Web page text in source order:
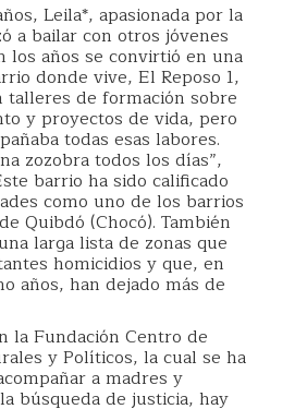
Leila*, apasionada por la
a bailar con otros jóvenes
los años se convirtió en una
donde vive, El Reposo 1,
talleres de formación sobre
y proyectos de vida, pero
todas esas labores.
zozobra todos los días”,
barrio ha sido calificado
como uno de los barrios
Quibdó (Chocó). También
larga lista de zonas que
homicidios y que, en
años, han dejado más de
la Fundación Centro de
y Políticos, la cual se ha
a madres y
búsqueda de justicia, hay